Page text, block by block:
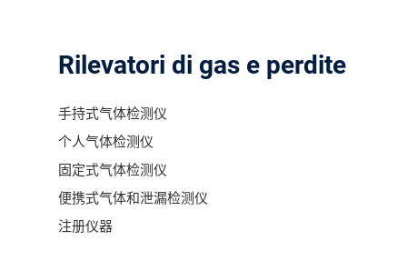
Rilevatori di gas e perdite
手持式气体检测仪
个人气体检测仪
固定式气体检测仪
便携式气体和泄漏检测仪
注册仪器